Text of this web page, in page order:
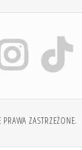
ZASTRZEŻONE.